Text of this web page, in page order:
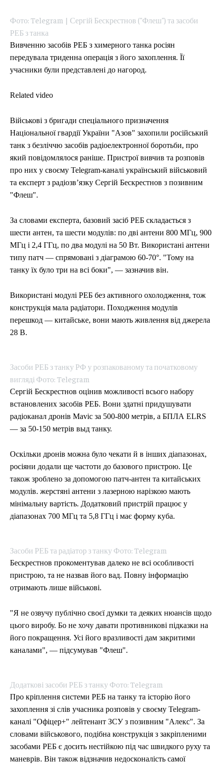
ЕКОНОМІКА СПОРТ ТЕХНОЛОГІЇ
ЕКОНОМІКА СПОРТ ТЕХНОЛОГІЇ
Фото: Telegram | Сергій Бескрестнов ("Флеш") та засоби
РЕБ з танка
Вивченню засобів РЕБ з химерного танка росіян
передувала триденна операція з його захоплення. Її
учасники були представлені до нагород.
Related video
Військові з бригади спеціального призначення
Національної гвардії України "Азов" захопили російський
танк з безліччю засобів радіоелектронної боротьби, про
який повідомлялося раніше. Пристрої вивчив та розповів
про них у своєму Telegram-каналі український військовий
та експерт з радіозв’язку Сергій Бескрестнов з позивним
"Флеш".
За словами експерта, базовий засіб РЕБ складається з
шести антен, та шести модулів: по дві антени 800 МГц, 900
МГц і 2,4 ГГц, по два модулі на 50 Вт. Використані антени
типу патч — спрямовані з діаграмою 60-70°. "Тому на
танку їх було три на всі боки", — зазначив він.
Використані модулі РЕБ без активного охолодження, тож
конструкція мала радіатори. Походження модулів
перешкод — китайське, вони мають живлення від джерела
28 В.
Засоби РЕБ з танку РФ у розпакованому та початковому
вигляді Фото: Telegram
Сергій Бескрестнов оцінив можливості всього набору
встановлених засобів РЕБ. Вони здатні придушувати
радіоканал дронів Mavic за 500-800 метрів, а БПЛА ELRS
— за 50-150 метрів выд танку.
Оскільки дронів можна було чекати й в інших діапазонах,
росіяни додали ще частоти до базового пристрою. Це
також зроблено за допомогою патч-антен та китайських
модулів. жерстяні антени з лазерною нарізкою мають
мінімальну вартість. Додатковий пристрій працює у
діапазонах 700 МГц та 5,8 ГГц і має форму куба.
Засоби РЕБ та радіатор з танку Фото: Telegram
Бескрестнов прокоментував далеко не всі особливості
пристрою, та не назвав його вад. Повну інформацію
отримають лише військові.
"Я не озвучу публічно своєї думки та деяких нюансів щодо
цього виробу. Бо не хочу давати противникові підказки на
його покращення. Усі його вразливості дам закритими
каналами", — підсумував "Флеш".
Додаткові засоби РЕБ з танку Фото: Telegram
Про кріплення системи РЕБ на танку та історію його
захоплення зі слів учасника розповів у своєму Telegram-
каналі "Офіцер+" лейтенант ЗСУ з позивним "Алекс". За
словами військового, подібна конструкція з закріпленими
засобами РЕБ є досить нестійкою під час швидкого руху та
маневрів. Він також відзначив недосконалість самої